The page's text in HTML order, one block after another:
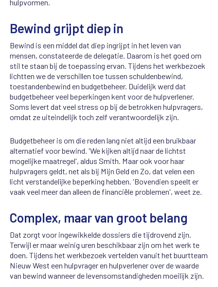
hulpvormen.
Bewind grijpt diep in
Bewind is een middel dat diep ingrijpt in het leven van
mensen, constateerde de delegatie. Daarom is het goed om
stil te staan bij de toepassing ervan. Tijdens het werkbezoek
lichtten we de verschillen toe tussen schuldenbewind,
toestandenbewind en budgetbeheer. Duidelijk werd dat
budgetbeheer veel beperkingen kent voor de hulpverlener.
Soms levert dat veel stress op bij de betrokken hulpvragers,
omdat ze uiteindelijk toch zelf verantwoordelijk zijn.
Budgetbeheer is om die reden lang niet altijd een bruikbaar
alternatief voor bewind. 'We kijken altijd naar de lichtst
mogelijke maatregel', aldus Smith. Maar ook voor haar
hulpvragers geldt, net als bij Mijn Geld en Zo, dat velen een
licht verstandelijke beperking hebben. 'Bovendien speelt er
vaak veel meer dan alleen de financiële problemen', weet ze.
Complex, maar van groot belang
Dat zorgt voor ingewikkelde dossiers die tijdrovend zijn.
Terwijl er maar weinig uren beschikbaar zijn om het werk te
doen. Tijdens het werkbezoek vertelden vanuit het buurtteam
Nieuw West een hulpvrager en hulpverlener over de waarde
van bewind wanneer de levensomstandigheden moeilijk zijn.